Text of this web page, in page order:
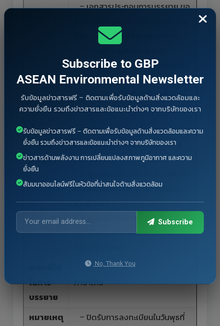
– เอกสารประกอบการบรรยาย ขอ
ทำแบบประเมินหลังสัมมนาเท่านั้น
ออนไลน์ เป็นลักษณะถ่ายทอดสดซึ่ง
ให้สิทธิ์เฉพาะผู้เข้าร่วม และไม่
สามารถทำการบันทึกวีดีโอหรือแจก
จ่ายวีดีโอดังกล่าวได้
ขั้นตอน
การลง
ทะเบียน
1. ลงทะเบียนผ่าน Zoom จากนั้นผู้
ลงทะเบียนจะได้รับอีเมลยืนยันการ
ลงทะเบียนภายใน 7 วันทำการ
การลงทะเบียนและลิงค์สำหรับเข้า
ฟังสัมมนา
3. ผู้ลงทะเบียนสามารถใช้ URL ดัง
กล่าวในการเข้าร่วมรับฟังสัมมนาใน
ในการ
บรรยาย
ภาษาไทย
หมายเหตุ
– ปิดรับการลงทะเบียนในวันพุธที่
Subscribe to GBP
ASEAN Environmental Newsletter
รับข้อมูลข่าวสารฟรี – ติดตามเพื่อรับข้อมูลด้านสิ่งแวดล้อมและ
ความยั่งยืน รวมถึงข่าวสารและข้อแนะนำต่างๆ จากบริษัทของเรา
รับข้อมูลข่าวสารฟรี – ติดตามเพื่อรับข้อมูลด้านสิ่งแวดล้อมและความ
ยั่งยืน รวมถึงข่าวสารและข้อแนะนำต่างๆ จากบริษัทของเรา
ข่าวสารด้านพลังงาน การเปลี่ยนแปลงสภาพภูมิอากาศ และความ
ยั่งยืน
สัมมนาออนไลน์ฟรีในหัวข้อที่น่าสนใจด้านสิ่งแวดล้อม
Subscribe
No, Thank You